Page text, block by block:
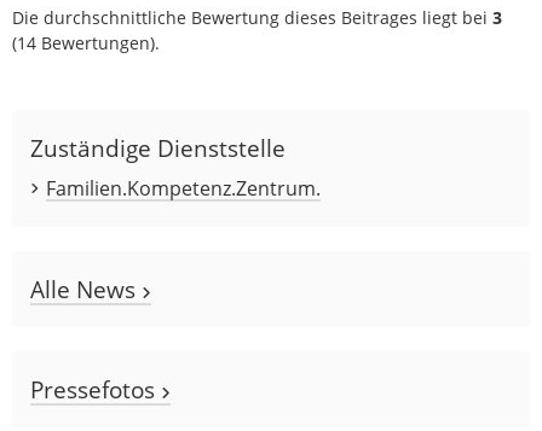
Die durchschnittliche Bewertung dieses Beitrages liegt bei 3
(14 Bewertungen).
Zuständige Dienststelle
Familien.Kompetenz.Zentrum.
Alle News
Pressefotos